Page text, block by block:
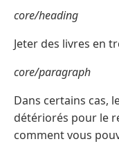
core/heading
Jeter des livres en
core/paragraph
Dans certains cas,
détériorés pour le
comment vous